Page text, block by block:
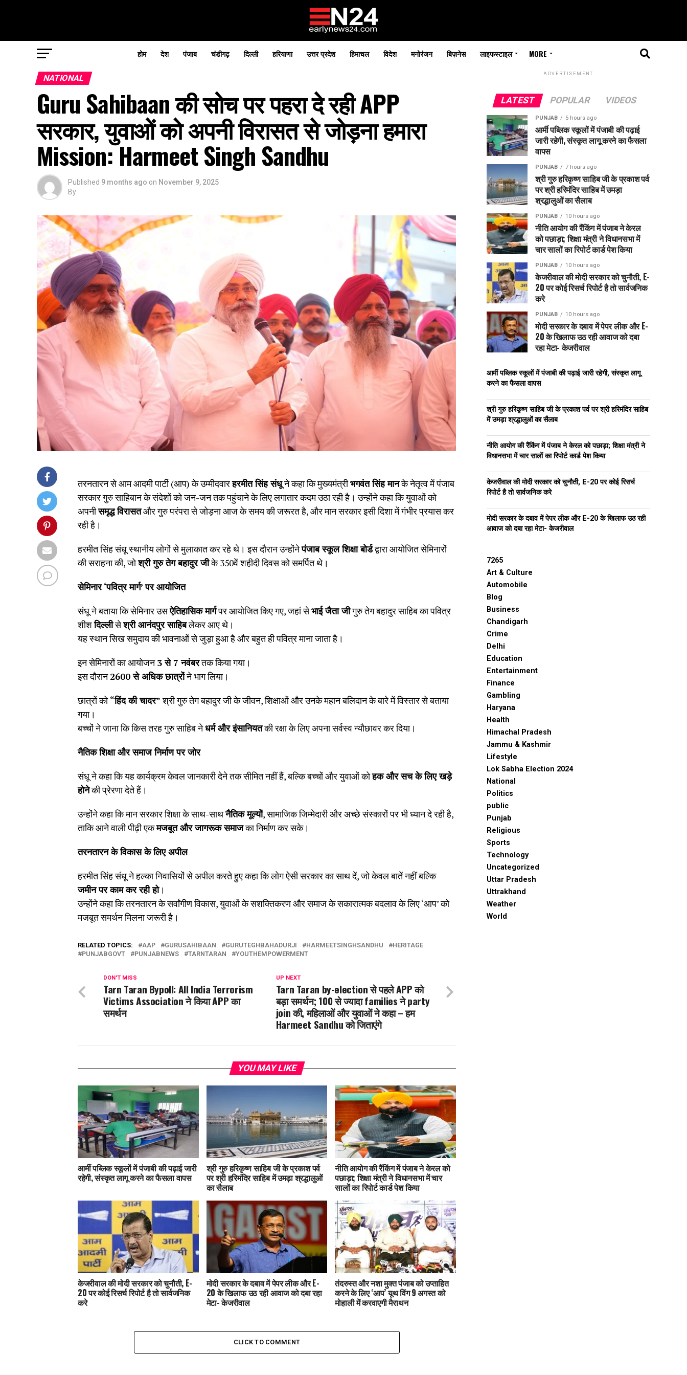
होम देश पंजाब चंडीगढ़ दिल्ली हरियाणा उत्तर प्रदेश हिमाचल विदेश मनोरंजन बिज़नेस लाइफस्टाइल MORE
NATIONAL
Guru Sahibaan की सोच पर पहरा दे रही APP
सरकार, युवाओं को अपनी विरासत से जोड़ना हमारा
Mission: Harmeet Singh Sandhu
Published 9 months ago on November 9, 2025
By
तरनतारन से आम आदमी पार्टी (आप) के उम्मीदवारहरमीत सिंह संधूने कहा कि मुख्यमंत्रीभगवंत सिंह मानके नेतृत्व में पंजाब
सरकार गुरु साहिबान के संदेशों को जन-जन तक पहुंचाने के लिए लगातार कदम उठा रही है। उन्होंने कहा कि युवाओं को
अपनीसमृद्ध विरासतऔर गुरु परंपरा से जोड़ना आज के समय की जरूरत है, और मान सरकार इसी दिशा में गंभीर प्रयास कर
रही है।
हरमीत सिंह संधू स्थानीय लोगों से मुलाकात कर रहे थे। इस दौरान उन्होंनेपंजाब स्कूल शिक्षा बोर्डद्वारा आयोजित सेमिनारों
की सराहना की, जोश्री गुरु तेग बहादुर जीके 350वें शहीदी दिवस को समर्पित थे।
सेमिनार‘पवित्र मार्ग’पर आयोजित
संधू ने बताया कि सेमिनार उसऐतिहासिक मार्गपर आयोजित किए गए, जहां सेभाई जैता जीगुरु तेग बहादुर साहिब का पवित्र
शीशदिल्लीसेश्री आनंदपुर साहिबलेकर आए थे।
यह स्थान सिख समुदाय की भावनाओं से जुड़ा हुआ है और बहुत ही पवित्र माना जाता है।
इन सेमिनारों का आयोजन3से7नवंबरतक किया गया।
इस दौरान2600से अधिक छात्रोंने भाग लिया।
छात्रों को“हिंद की चादर”श्री गुरु तेग बहादुर जी के जीवन, शिक्षाओं और उनके महान बलिदान के बारे में विस्तार से बताया
गया।
बच्चों ने जाना कि किस तरह गुरु साहिब नेधर्म और इंसानियतकी रक्षा के लिए अपना सर्वस्व न्यौछावर कर दिया।
नैतिक शिक्षा और समाज निर्माण पर जोर
संधू ने कहा कि यह कार्यक्रम केवल जानकारी देने तक सीमित नहीं हैं, बल्कि बच्चों और युवाओं कोहक और सच के लिए खड़े
होनेकी प्रेरणा देते हैं।
उन्होंने कहा कि मान सरकार शिक्षा के साथ-साथनैतिक मूल्यों, सामाजिक जिम्मेदारी और अच्छे संस्कारों पर भी ध्यान दे रही है,
ताकि आने वाली पीढ़ी एकमजबूत और जागरूक समाजका निर्माण कर सके।
तरनतारन के विकास के लिए अपील
हरमीत सिंह संधू ने हल्का निवासियों से अपील करते हुए कहा कि लोग ऐसी सरकार का साथ दें, जो केवल बातें नहीं बल्कि
जमीन पर काम कर रही हो।
उन्होंने कहा कि तरनतारन के सर्वांगीण विकास, युवाओं के सशक्तिकरण और समाज के सकारात्मक बदलाव के लिए ‘आप’ को
मजबूत समर्थन मिलना जरूरी है।
RELATED TOPICS: AAP GURUSAHIBAAN GURUTEGHBAHADURJI HARMEETSINGHSANDHU
HERITAGE
PUNJABGOVT
PUNJABNEWS TARNTARAN YOUTHEMPOWERMENT
UP NEXT
Tarn Taran by-election से पहले APP को
बड़ा समर्थन; 100 से ज्यादा families ने party
join की, महिलाओं और युवाओं ने कहा – हम
Harmeet Sandhu को जिताएंगे
DON'T MISS
Tarn Taran Bypoll: All India Terrorism
Victims Association ने किया APP का
समर्थन
YOU MAY LIKE
आर्मी पब्लिक स्कूलों में पंजाबी की पढ़ाई जारी
रहेगी, संस्कृत लागू करने का फैसला वापस
श्री गुरु हरिकृष्ण साहिब जी के प्रकाश पर्व
पर श्री हरिमंदिर साहिब में उमड़ा श्रद्धालुओं
का सैलाब
नीति आयोग की रैंकिंग में पंजाब ने केरल को
पछाड़ा; शिक्षा मंत्री ने विधानसभा में चार
सालों का रिपोर्ट कार्ड पेश किया
केजरीवाल की मोदी सरकार को चुनौती, E-
20 पर कोई रिसर्च रिपोर्ट है तो सार्वजनिक
करे
मोदी सरकार के दबाव में पेपर लीक और E-
20 के खिलाफ उठ रही आवाज को दबा रहा
मेटा- केजरीवाल
तंदरुस्त और नशा मुक्त पंजाब को उप्ताहित
करने के लिए ‘आप’ यूथ विंग 9 अगस्त को
मोहाली में करवाएगी मैराथन
CLICK TO COMMENT
ADVERTISEMENT
LATEST POPULAR VIDEOS
PUNJAB 5 hours ago
आर्मी पब्लिक स्कूलों में पंजाबी की पढ़ाई
जारी रहेगी, संस्कृत लागू करने का फैसला
वापस
PUNJAB 7 hours ago
श्री गुरु हरिकृष्ण साहिब जी के प्रकाश पर्व
पर श्री हरिमंदिर साहिब में उमड़ा
श्रद्धालुओं का सैलाब
PUNJAB 10 hours ago
नीति आयोग की रैंकिंग में पंजाब ने केरल
को पछाड़ा; शिक्षा मंत्री ने विधानसभा में
चार सालों का रिपोर्ट कार्ड पेश किया
PUNJAB 10 hours ago
केजरीवाल की मोदी सरकार को चुनौती, E-
20 पर कोई रिसर्च रिपोर्ट है तो सार्वजनिक
करे
PUNJAB 10 hours ago
मोदी सरकार के दबाव में पेपर लीक और E-
20 के खिलाफ उठ रही आवाज को दबा
रहा मेटा- केजरीवाल
आर्मी पब्लिक स्कूलों में पंजाबी की पढ़ाई जारी रहेगी, संस्कृत लागू
करने का फैसला वापस
श्री गुरु हरिकृष्ण साहिब जी के प्रकाश पर्व पर श्री हरिमंदिर साहिब
में उमड़ा श्रद्धालुओं का सैलाब
नीति आयोग की रैंकिंग में पंजाब ने केरल को पछाड़ा; शिक्षा मंत्री ने
विधानसभा में चार सालों का रिपोर्ट कार्ड पेश किया
केजरीवाल की मोदी सरकार को चुनौती, E-20 पर कोई रिसर्च
रिपोर्ट है तो सार्वजनिक करे
मोदी सरकार के दबाव में पेपर लीक और E-20 के खिलाफ उठ रही
आवाज को दबा रहा मेटा- केजरीवाल
7265
Art & Culture
Automobile
Blog
Business
Chandigarh
Crime
Delhi
Education
Entertainment
Finance
Gambling
Haryana
Health
Himachal Pradesh
Jammu & Kashmir
Lifestyle
Lok Sabha Election 2024
National
Politics
public
Punjab
Religious
Sports
Technology
Uncategorized
Uttar Pradesh
Uttrakhand
Weather
World